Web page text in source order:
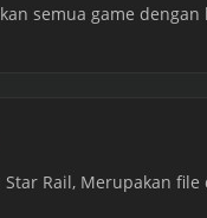
semua game
Star Rail, Merupakan